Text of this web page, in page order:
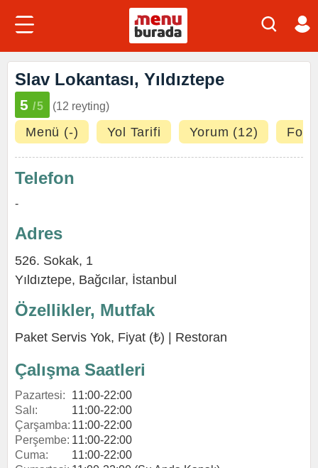
Slav Lokantası, Yıldıztepe
5 /5 (12 reyting)
Menü (-) Yol Tarifi Yorum (12)
Telefon
-
Adres
526. Sokak, 1
Yıldıztepe, Bağcılar, İstanbul
Özellikler, Mutfak
Paket Servis Yok, Fiyat (₺) | Restoran
Çalışma Saatleri
Pazartesi:
11:00-22:00
Salı:
11:00-22:00
Çarşamba: 11:00-22:00
Perşembe: 11:00-22:00
Cuma:
11:00-22:00